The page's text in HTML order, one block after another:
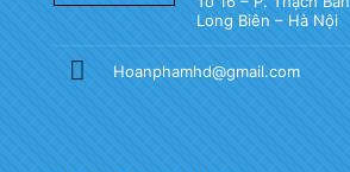
Long Biên – Hà Nội
Hoanphamhd@gmail.com